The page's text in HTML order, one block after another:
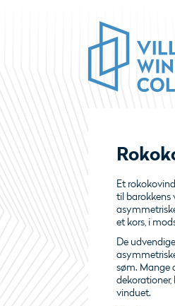
Et
til barokkens
et kors, i
De
søm. Mange
dekorationer,
vinduet.